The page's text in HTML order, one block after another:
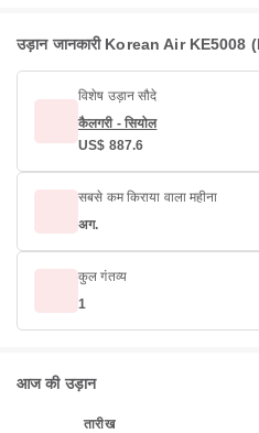
उड़ान जानकारी Korean Air KE5008
विशेष उड़ान सौदे
कैलगरी - सियोल
US$ 887.6
सबसे कम किराया वाला महीना
अग.
कुल गंतव्य
1
आज की उड़ान
तारीख